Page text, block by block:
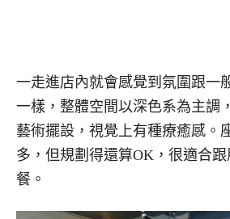
一走進店內就會感覺到氛圍跟一
一樣，整體空間以深色系為主調
藝術擺設，視覺上有種療癒感。
多，但規劃得還算OK，很適合
餐。